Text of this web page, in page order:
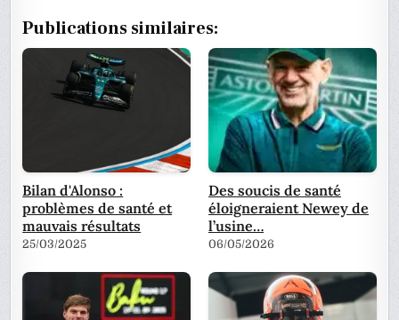
Publications similaires:
Bilan d'Alonso :
problèmes de santé et
mauvais résultats
25/03/2025
Des soucis de santé
éloigneraient Newey de
l’usine…
06/05/2026